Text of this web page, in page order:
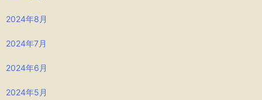
2024年8月
2024年7月
2024年6月
2024年5月